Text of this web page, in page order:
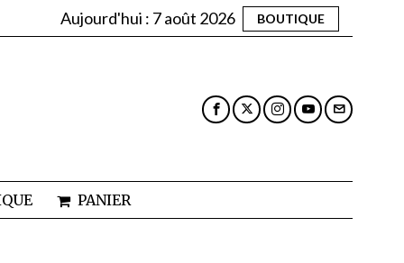
Aujourd'hui : 7 août 2026 BOUTIQUE
PANIER